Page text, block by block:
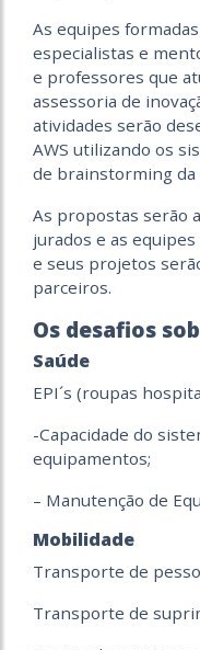
As equipes
especialistas e
e professores que
assessoria de
atividades serão
AWS utilizando os
de brainstorming da
As propostas serão
jurados e as
e seus projetos
parceiros.
Os desafios
Saúde
EPI´s (roupas
-Capacidade do
equipamentos;
– Manutenção de
Mobilidade
Transporte de
Transporte de